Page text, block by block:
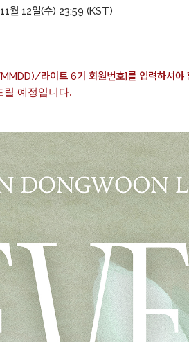
월 12일(수) 23:59 (KST)
라이트 6기 회원번호]를 입력하셔야
예정입니다.